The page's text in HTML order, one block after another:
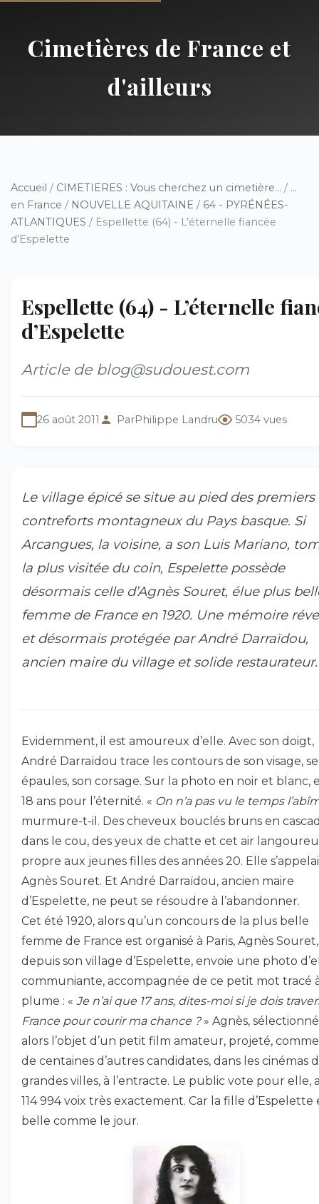
Cimetières de France et
d'ailleurs
Accueil / CIMETIERES : Vous cherchez un cimetière... / ...
en France / NOUVELLE AQUITAINE / 64 - PYRÉNÉES-
ATLANTIQUES / Espellette (64) - L’éternelle fiancée
d’Espelette
Espellette (64) - L’éternelle
d’Espelette
Article de blog@sudouest.com
26 août 2011 ParPhilippe Landru 5034 vues
Le village épicé se situe au pied des premiers
contreforts montagneux du Pays basque. Si
Arcangues, la voisine, a son Luis Mariano,
la plus visitée du coin, Espelette possède
désormais celle d’Agnès Souret, élue plus
femme de France en 1920. Une mémoire
et désormais protégée par André Darraïdou,
ancien maire du village et solide restaurateur.
Evidemment, il est amoureux d’elle. Avec son doigt,
André Darraïdou trace les contours de son visage,
épaules, son corsage. Sur la photo en noir et blanc,
18 ans pour l’éternité. « On n’a pas vu le temps
murmure-t-il. Des cheveux bouclés bruns en
dans le cou, des yeux de chatte et cet air
propre aux jeunes filles des années 20. Elle
Agnès Souret. Et André Darraïdou, ancien maire
d’Espelette, ne peut se résoudre à l’abandonner.
Cet été 1920, alors qu’un concours de la plus belle
femme de France est organisé à Paris, Agnès Souret,
depuis son village d’Espelette, envoie une photo
communiante, accompagnée de ce petit mot tracé
plume : « Je n’ai que 17 ans, dites-moi si je dois
France pour courir ma chance ?» Agnès,
alors l’objet d’un petit film amateur, projeté,
de centaines d’autres candidates, dans les cinémas
grandes villes, à l’entracte. Le public vote pour elle,
114 994 voix très exactement. Car la fille d’Espelette
belle comme le jour.